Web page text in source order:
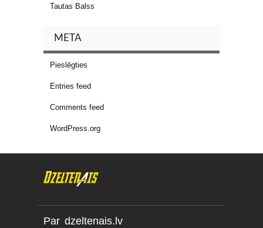
Tautas Balss
META
Pieslēgties
Entries feed
Comments feed
WordPress.org
Par dzeltenais.lv